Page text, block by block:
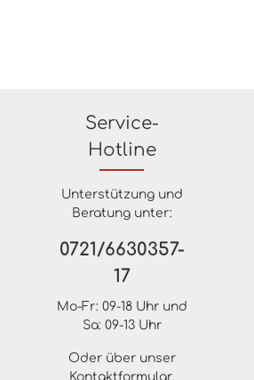
Service-
Hotline
Unterstützung und
Beratung unter:
0721/6630357-
17
Mo-Fr: 09-18 Uhr und
Sa: 09-13 Uhr
Oder über unser
Kontaktformular.